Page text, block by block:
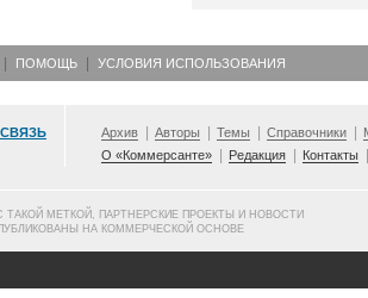
ПОМОЩЬ УСЛОВИЯ ИСПОЛЬЗОВАНИЯ
Архив Авторы Темы Справочники
О «Коммерсанте»
Редакция Контакты
ТАКОЙ МЕТКОЙ, ПАРТНЕРСКИЕ ПРОЕКТЫ И НОВОСТИ
НА КОММЕРЧЕСКОЙ ОСНОВЕ